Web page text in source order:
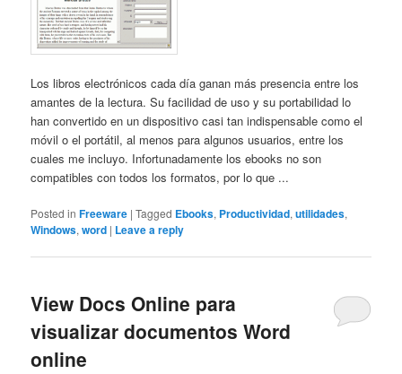
Los libros electrónicos cada día ganan más presencia entre los
amantes de la lectura. Su facilidad de uso y su portabilidad lo
han convertido en un dispositivo casi tan indispensable como el
móvil o el portátil, al menos para algunos usuarios, entre los
cuales me incluyo. Infortunadamente los ebooks no son
compatibles con todos los formatos, por lo que ...
Posted in Freeware |Tagged Ebooks, Productividad,utilidades,
Windows,word | Leave a reply
View Docs Online para
visualizar documentos Word
online